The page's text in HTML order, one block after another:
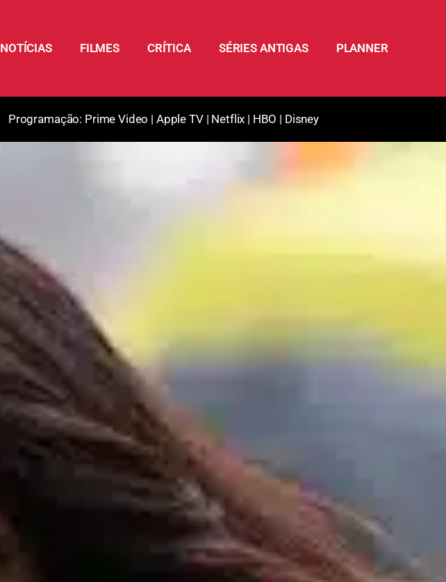
NOTÍCIAS FILMES CRÍTICA SÉRIES ANTIGAS PLANNER
Programação: Prime Video | Apple TV| Netflix | HBO | Disney